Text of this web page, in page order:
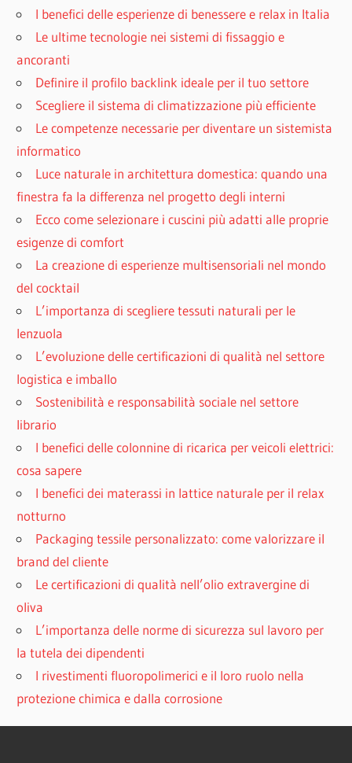
I benefici delle esperienze di benessere e relax in Italia
Le ultime tecnologie nei sistemi di fissaggio e
ancoranti
Definire il profilo backlink ideale per il tuo settore
Scegliere il sistema di climatizzazione più efficiente
Le competenze necessarie per diventare un sistemista
informatico
Luce naturale in architettura domestica: quando una
finestra fa la differenza nel progetto degli interni
Ecco come selezionare i cuscini più adatti alle proprie
esigenze di comfort
La creazione di esperienze multisensoriali nel mondo
del cocktail
L’importanza di scegliere tessuti naturali per le
lenzuola
L’evoluzione delle certificazioni di qualità nel settore
logistica e imballo
Sostenibilità e responsabilità sociale nel settore
librario
I benefici delle colonnine di ricarica per veicoli elettrici:
cosa sapere
I benefici dei materassi in lattice naturale per il relax
notturno
Packaging tessile personalizzato: come valorizzare il
brand del cliente
Le certificazioni di qualità nell’olio extravergine di
oliva
L’importanza delle norme di sicurezza sul lavoro per
la tutela dei dipendenti
I rivestimenti fluoropolimerici e il loro ruolo nella
protezione chimica e dalla corrosione